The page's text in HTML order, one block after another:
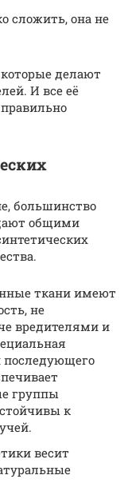
сложить, она не
делают
И все её
большинство
общими
ткани имеют
не
вредителями и
последующего
группы
к
весит